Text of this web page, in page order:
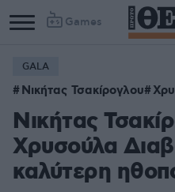
Games
GALA
Νικήτας Τσακίρογλου
Νικήτας
Χρυσούλα
καλύτερη